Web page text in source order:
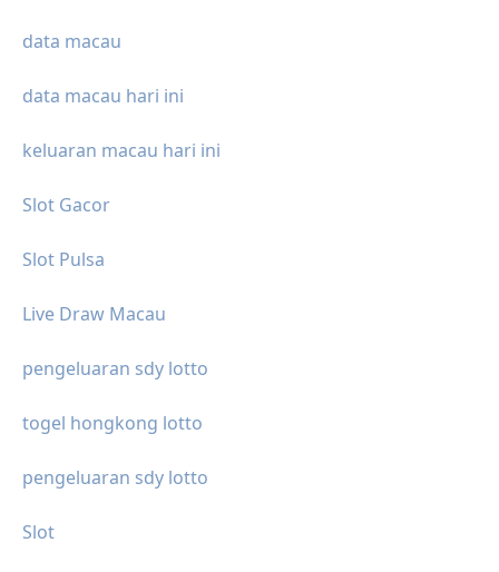
data macau
data macau hari ini
keluaran macau hari ini
Slot Gacor
Slot Pulsa
Live Draw Macau
pengeluaran sdy lotto
togel hongkong lotto
pengeluaran sdy lotto
Slot